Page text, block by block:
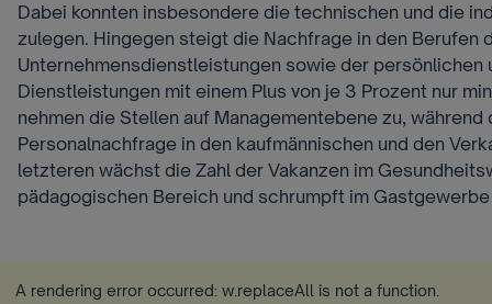
Dabei konnten insbesondere die technischen und die
zulegen. Hingegen steigt die Nachfrage in den Berufen
Unternehmensdienstleistungen sowie der persönlichen
Dienstleistungen mit einem Plus von je 3 Prozent nur
nehmen die Stellen auf Managementebene zu, während
Personalnachfrage in den kaufmännischen und den
letzteren wächst die Zahl der Vakanzen im
pädagogischen Bereich und schrumpft im
A rendering error occurred: w.replaceAll is not a function